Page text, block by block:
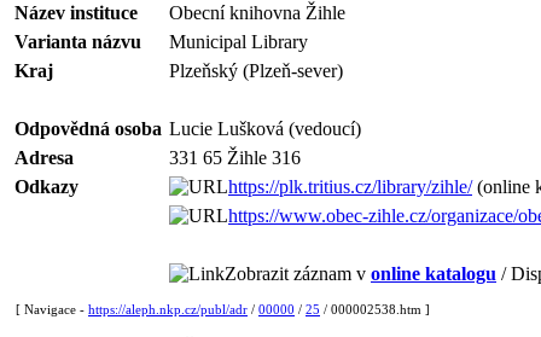
Název instituce
Obecní knihovna Žihle
Varianta názvu
Municipal Library
Kraj
Plzeňský (Plzeň-sever)
Odpovědná osoba Lucie Lušková (vedoucí)
Adresa
331 65 Žihle 316
Odkazy
https://plk.tritius.cz/library/zihle/(online
https://www.obec-zihle.cz/organizace/
Zobrazit záznam v online katalogu /
[ Navigace - https://aleph.nkp.cz/publ/adr / 00000 / 25 / 000002538.htm ]